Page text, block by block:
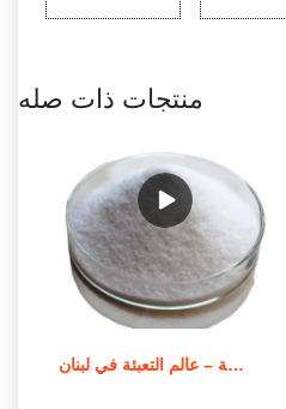
منتجات ذات صله
محطة معالجة المياه المدمجة – عالم التعبئة في لبنان